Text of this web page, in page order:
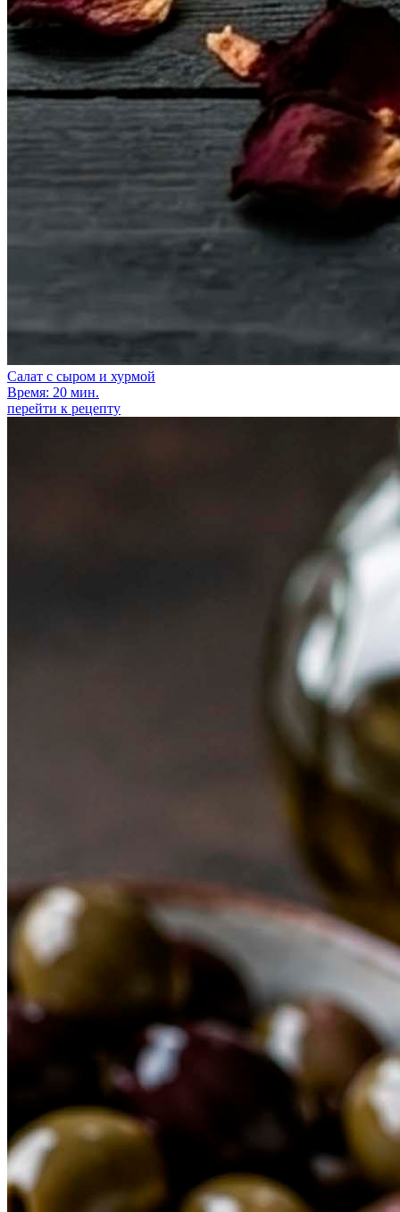
Салат с сыром и хурмой
Время: 20 мин.
перейти к рецепту